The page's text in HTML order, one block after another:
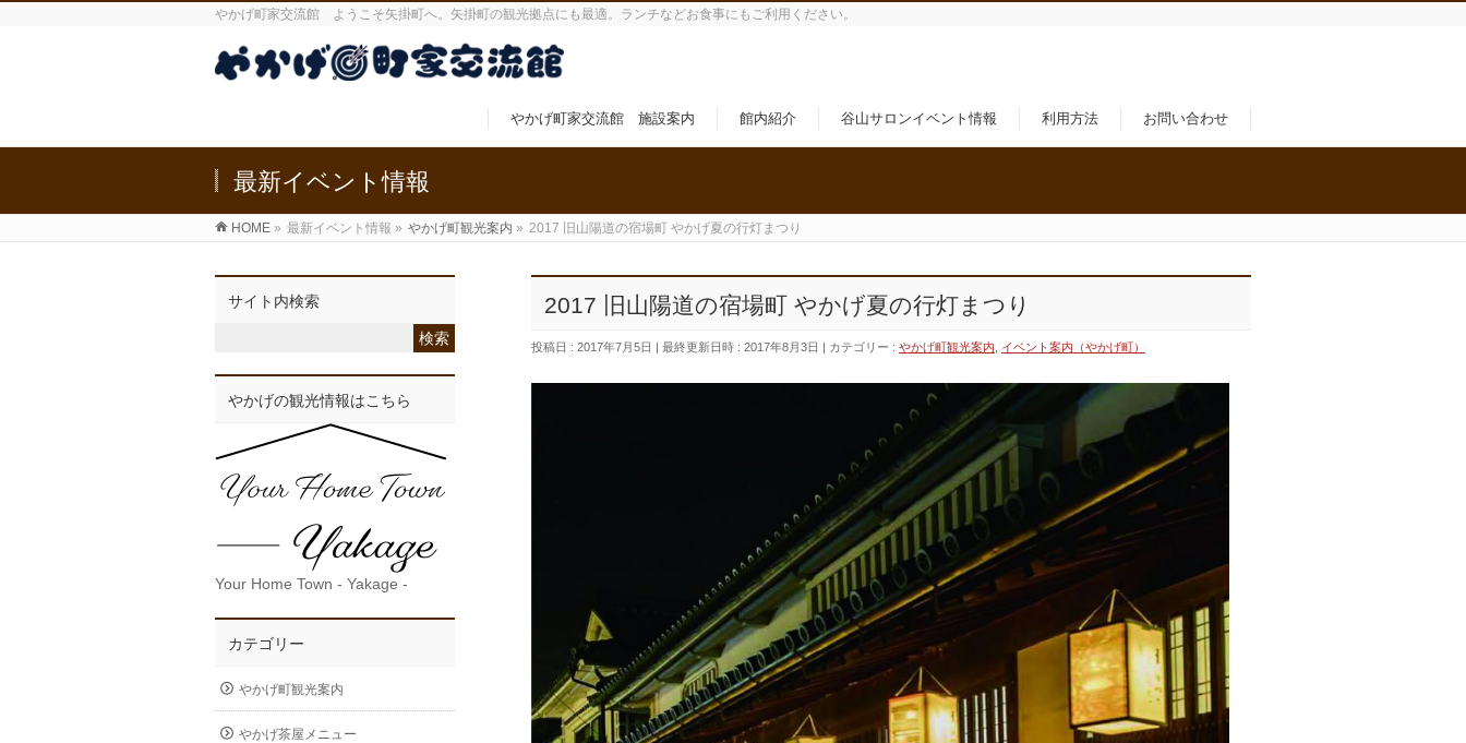
やかげ町家交流館 ようこそ矢掛町へ。矢掛町の観光拠点にも最適。ランチなどお食事にもご利用ください。
やかげ町家交流館 施設案内 館内紹介 谷山サロンイベント情報 利用方法 お問い合わせ
最新イベント情報
HOME » 最新イベント情報 » やかげ町観光案内 » 2017 旧山陽道の宿場町 やかげ夏の行灯まつり
2017 旧山陽道の宿場町 やかげ夏の行灯まつり
投稿日 : 2017年7月5日 最終更新日時 : 2017年8月3日 カテゴリー : やかげ町観光案内 イベント案内（やかげ町）
サイト内検索
やかげの観光情報はこちら
Your Home Town - Yakage -
カテゴリー
やかげ町観光案内
やかげ茶屋メニュー